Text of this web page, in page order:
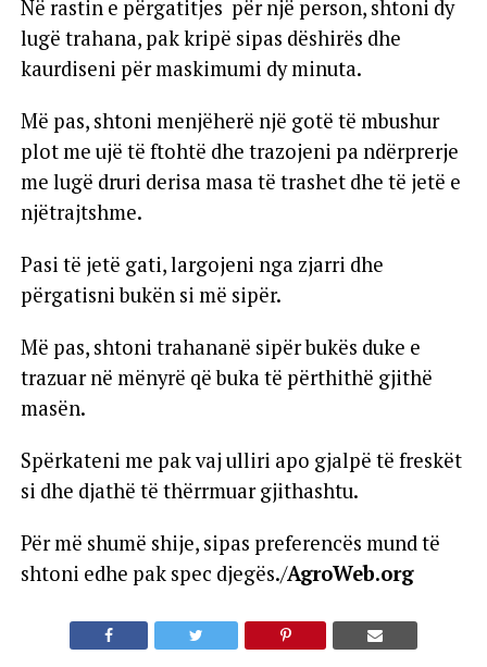
Në rastin e përgatitjes për një person, shtoni dy
lugë trahana, pak kripë sipas dëshirës dhe
kaurdiseni për maskimumi dy minuta.
Më pas, shtoni menjëherë një gotë të mbushur
plot me ujë të ftohtë dhe trazojeni pa ndërprerje
me lugë druri derisa masa të trashet dhe të jetë e
njëtrajtshme.
Pasi të jetë gati, largojeni nga zjarri dhe
përgatisni bukën si më sipër.
Më pas, shtoni trahananë sipër bukës duke e
trazuar në mënyrë që buka të përthithë gjithë
masën.
Spërkateni me pak vaj ulliri apo gjalpë të freskët
si dhe djathë të thërrmuar gjithashtu.
Për më shumë shije, sipas preferencës mund të
shtoni edhe pak spec djegës./AgroWeb.org